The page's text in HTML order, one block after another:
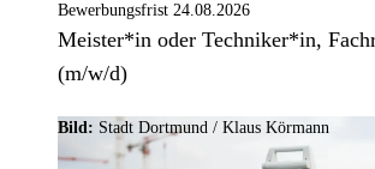
Bewerbungsfrist 24.08.2026
Meister*in oder Techniker*in,
(m/w/d)
Bild: Stadt Dortmund / Klaus Körmann